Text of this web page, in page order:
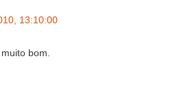
13:10:00
bom.